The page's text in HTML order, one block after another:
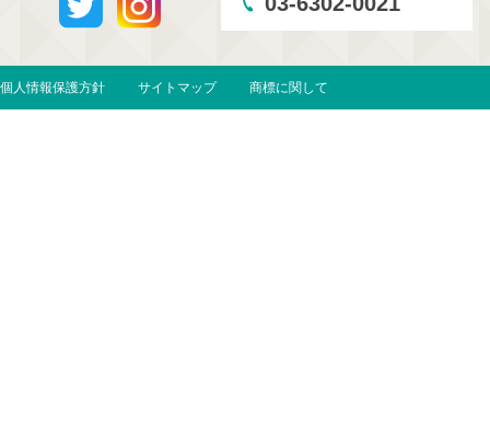
個人情報保護方針 サイトマップ 商標に関して